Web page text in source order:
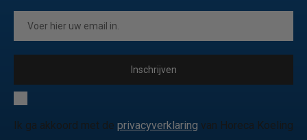
Inschrijven
Ik ga akkoord met de privacyverklaring van Horeca Koeling